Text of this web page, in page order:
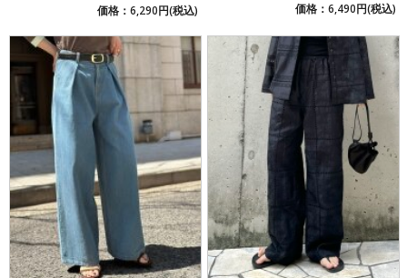
価格：6,290円(税込)
価格：6,490円(税込)